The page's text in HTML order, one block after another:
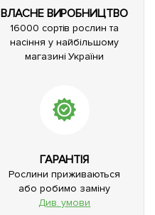
ВЛАСНЕ ВИРОБНИЦТВО
16000 сортів рослин та
насіння у найбільшому
магазині України
ГАРАНТІЯ
Рослини приживаються
або робимо заміну
Див. умови